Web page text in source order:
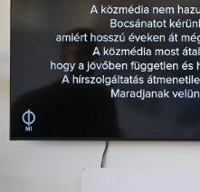
PODCAST
NEWSLETTER